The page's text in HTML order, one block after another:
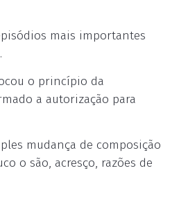
mais importantes
o princípio da
a autorização para
mudança de composição
o são, acresço, razões de